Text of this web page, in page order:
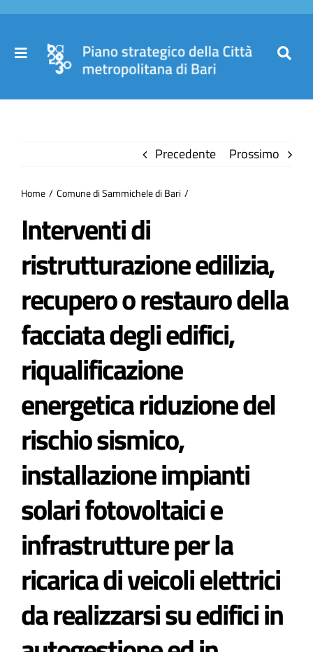
Salta
contenuto
Toggle
Partecipa
Comuni
Atti e Docunenti
Notizie
Progetti
Precedente Prossimo
Home Comune di Sammichele di Bari
Interventi di
ristrutturazione edilizia,
recupero o restauro della
facciata degli edifici,
riqualificazione
energetica riduzione del
rischio sismico,
installazione impianti
solari fotovoltaici e
infrastrutture per la
ricarica di veicoli elettrici
da realizzarsi su edifici in